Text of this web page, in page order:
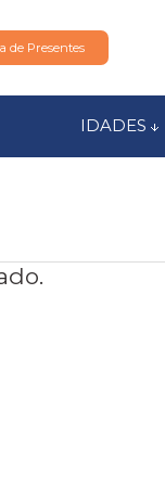
de Presentes
IDADES